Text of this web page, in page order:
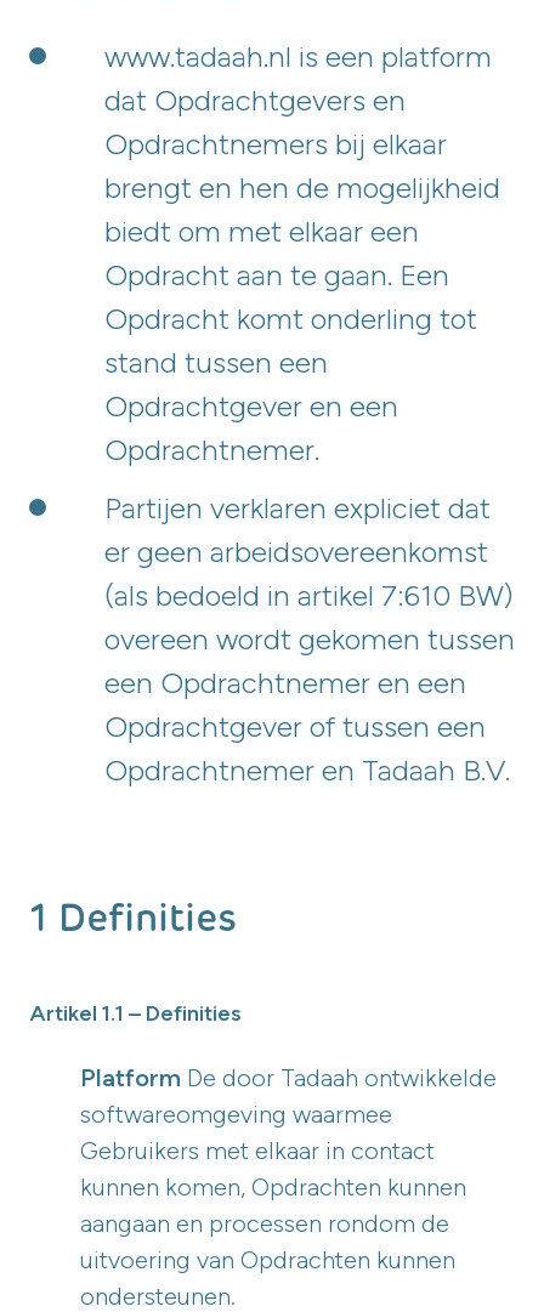
www.tadaah.nl is een platform
dat Opdrachtgevers en
Opdrachtnemers bij elkaar
brengt en hen de mogelijkheid
biedt om met elkaar een
Opdracht aan te gaan. Een
Opdracht komt onderling tot
stand tussen een
Opdrachtgever en een
Opdrachtnemer.
Partijen verklaren expliciet dat
er geen arbeidsovereenkomst
(als bedoeld in artikel 7:610 BW)
overeen wordt gekomen tussen
een Opdrachtnemer en een
Opdrachtgever of tussen een
Opdrachtnemer en Tadaah B.V.
1 Definities
Artikel 1.1 – Definities
Platform De door Tadaah ontwikkelde
softwareomgeving waarmee
Gebruikers met elkaar in contact
kunnen komen, Opdrachten kunnen
aangaan en processen rondom de
uitvoering van Opdrachten kunnen
ondersteunen.